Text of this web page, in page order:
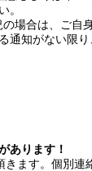
。
場合は、ご自
通知がない限
あります！
ます。個別連